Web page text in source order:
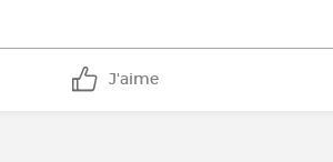
J'aime